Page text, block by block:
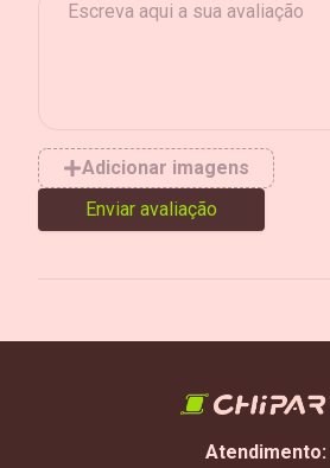
Adicionar imagens
Enviar avaliação
Atendimento: